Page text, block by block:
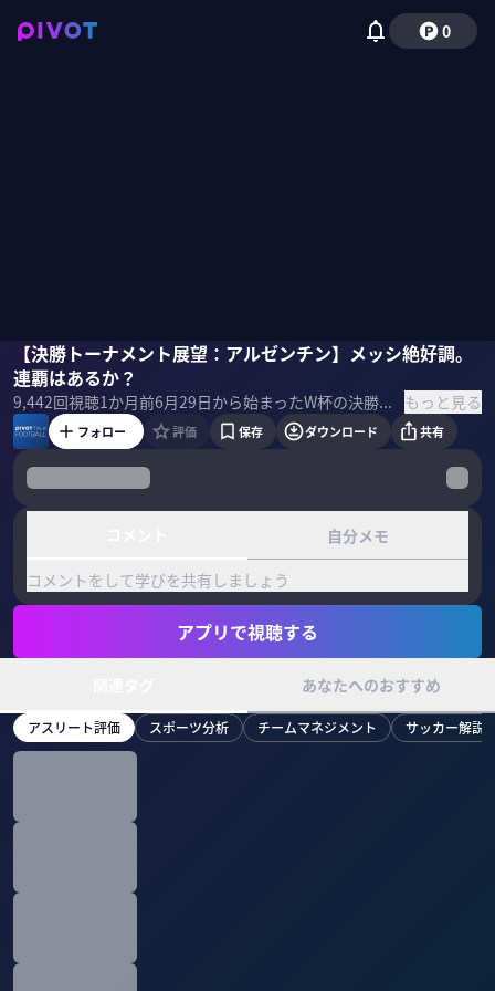
0
【決勝トーナメント展望：アルゼンチン】メッシ絶好調。
連覇はあるか？
9,442回視聴1か月前 6月29日から始まったW杯の決勝トーナメント。優勝候補に挙がる８カ国の強豪チームについて最新分析してもらった。 ＜ゲスト＞ 木崎伸也｜スポーツライター 1975年、東京都生まれ。2002年夏にオランダへ移住。翌2003年から6年間、ドイツを拠点に欧州サッカーを取材。スポーツ誌『Number』はじめ、各メディアに寄稿。最新刊は小説『アイム・ブルー』。2018年10月よりサッカーカンボジア代表のスタッフに。 ＜目次＞ もっと見る
木崎伸也佐々木紀彦
フォロー 評価 保存 ダウンロード 共有
自分メモ
コメントをして学びを共有しましょう
アプリで視聴する
あなたへのおすすめ
アスリート評価 スポーツ分析 チームマネジメント サッカー解説